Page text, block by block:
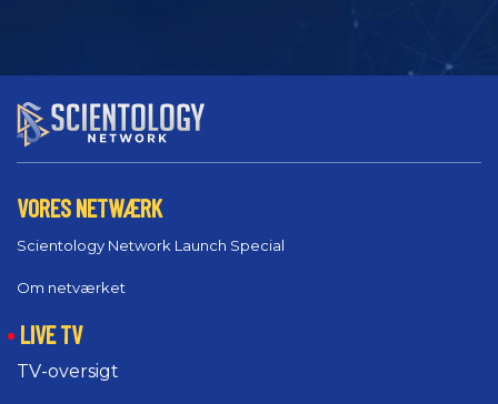
VORES NETWÆRK
Scientology Network Launch Special
Om netværket
LIVE TV
TV-oversigt